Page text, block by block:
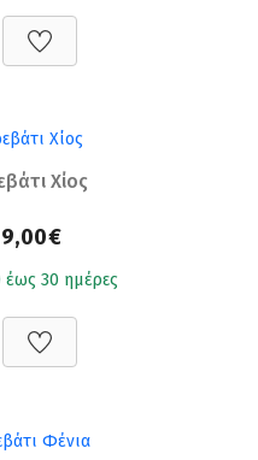
Χίος
έως 30 ημέρες